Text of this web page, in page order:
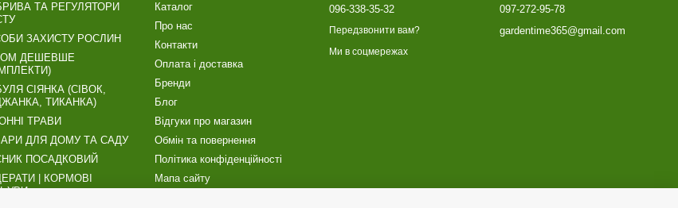
ТА РЕГУЛЯТОРИ
ЗАХИСТУ РОСЛИН
ДЕШЕВШЕ
СІЯНКА (СІВОК,
ТИКАНКА)
ТРАВИ
ДЛЯ ДОМУ ТА САДУ
ПОСАДКОВИЙ
| КОРМОВІ
Каталог
Про нас
Контакти
Оплата і доставка
Бренди
Блог
Відгуки про магазин
Обмін та повернення
Політика конфіденційності
Мапа сайту
096-338-35-32
Передзвонити вам?
097-272-95-78
gardentime365@gmail.com
Ми в соцмережах